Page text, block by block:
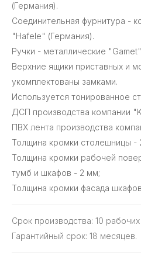
(Германия).
Соединительная фурнитура -
"Hafele" (Германия).
Ручки - металлические
Верхние ящики приставных и
укомплектованы замками.
Используется тонированное
ДСП производства компании
ПВХ лента производства
Толщина кромки столешницы -
Толщина кромки рабочей
тумб и шкафов - 2 мм;
Толщина кромки фасада
Срок производства: 10
Гарантийный срок: 18 месяцев.